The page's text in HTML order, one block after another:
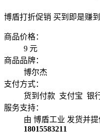
博盾打折促销 买到即是赚到
商品价格：
9 元
商品品牌：
博尔杰
支付方式：
货到付款 支付宝 银
服务支持：
由 博盾工业 发货并
18015583211